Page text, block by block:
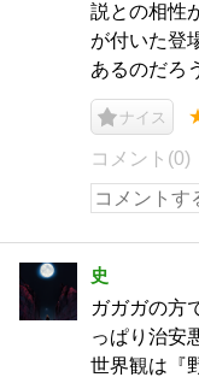
説との相性
が付いた登
あるのだろ
ナイス
コメント(0)
史
ガガガの方
っぱり治安
世界観は『